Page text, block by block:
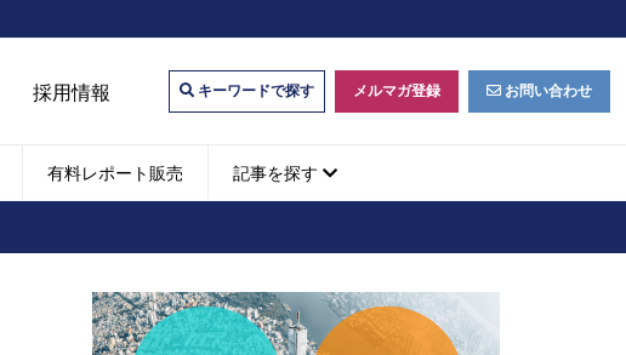
採用情報 キーワードで探す メルマガ登録 お問い合わせ
有料レポート販売 記事を探す
現地パートナー探索
M&A動向
ベトナム企業買収・出資